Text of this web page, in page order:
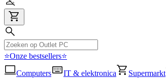
⭐Onze bestsellers⭐
Computers
IT & elektronica Supermarkt